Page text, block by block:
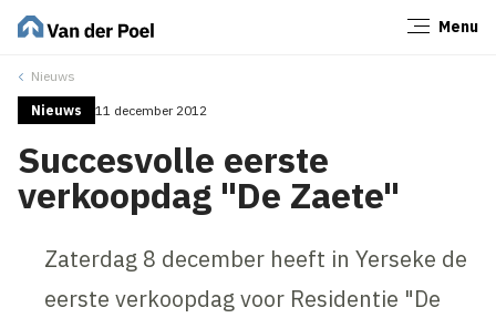
Menu
Nieuws
Nieuws 11 december 2012
Succesvolle eerste
verkoopdag "De Zaete"
Zaterdag 8 december heeft in Yerseke de
eerste verkoopdag voor Residentie "De
Sluiten